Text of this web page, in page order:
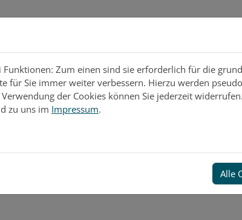
Funktionen: Zum einen sind sie erforderlich für die
für Sie immer weiter verbessern. Hierzu werden
der Cookies können Sie jederzeit
zu uns im Impressum.
Alle